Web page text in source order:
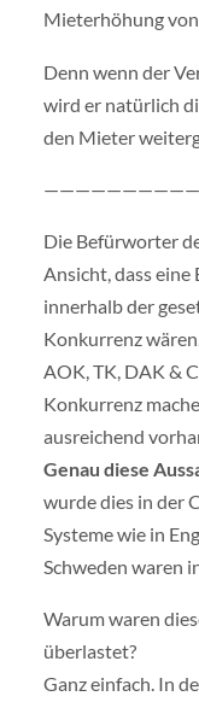
Mieterhöhung
Denn wenn der
wird er natürlich
den Mieter
Die Befürworter
Ansicht, dass
innerhalb der
Konkurrenz
AOK, TK, DAK &
Konkurrenz
ausreichend
Genau diese
wurde dies in der
Systeme wie in
Schweden waren
Warum waren
überlastet?
Ganz einfach. In